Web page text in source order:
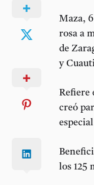
Maza,
rosa a
de
y
Refiere
creó
los 125